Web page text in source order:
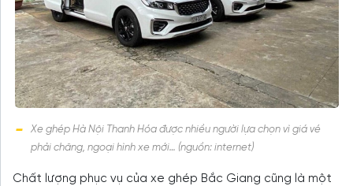
Xe ghép Hà Nội Thanh Hóa được nhiều người lựa chọn vì giá vé
phải chăng, ngoại hình xe mới… (nguồn: internet)
Chất lượng phục vụ của xe ghép Bắc Giang cũng là một